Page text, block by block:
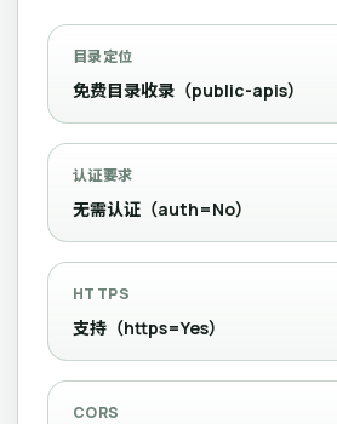
目录定位
免费目录收录（public-apis）
认证要求
无需认证（auth=No）
HTTPS
支持（https=Yes）
CORS